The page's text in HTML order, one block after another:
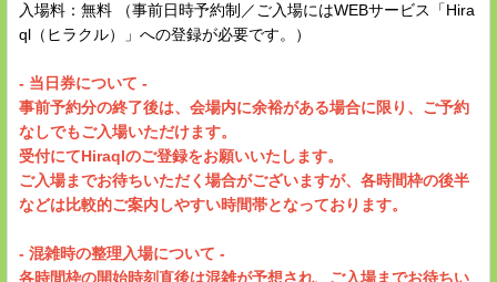
入場料：無料 （事前日時予約制／ご入場にはWEBサービス「Hira
ql（ヒラクル）」への登録が必要です。）
- 当日券について -
事前予約分の終了後は、会場内に余裕がある場合に限り、ご予約
なしでもご入場いただけます。
受付にてHiraqlのご登録をお願いいたします。
ご入場までお待ちいただく場合がございますが、各時間枠の後半
などは比較的ご案内しやすい時間帯となっております。
- 混雑時の整理入場について -
各時間枠の開始時刻直後は混雑が予想され、ご入場までお待ちい